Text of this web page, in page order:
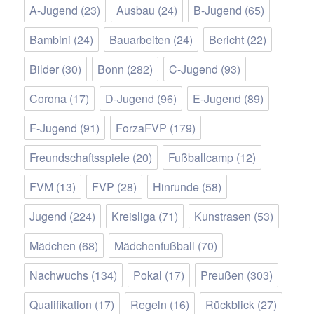
A-Jugend (23) Ausbau (24) B-Jugend (65)
Bambini (24) Bauarbeiten (24) Bericht (22)
Bilder (30) Bonn (282) C-Jugend (93)
Corona (17) D-Jugend (96) E-Jugend (89)
F-Jugend (91) ForzaFVP (179)
Freundschaftsspiele (20) Fußballcamp (12)
FVM (13) FVP (28) Hinrunde (58)
Jugend (224) Kreisliga (71) Kunstrasen (53)
Mädchen (68) Mädchenfußball (70)
Nachwuchs (134) Pokal (17) Preußen (303)
Qualifikation (17) Regeln (16) Rückblick (27)